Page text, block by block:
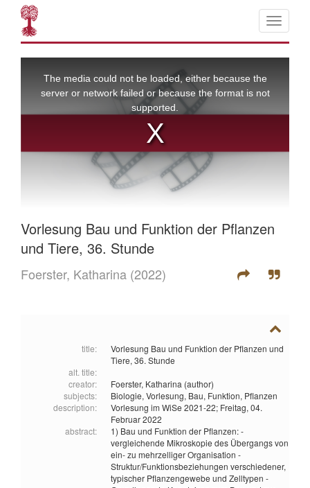
Vorlesung Bau und Funktion der Pflanzen
und Tiere, 36. Stunde
Foerster, Katharina (2022)
title:
Vorlesung Bau und Funktion der Pflanzen und
Tiere, 36. Stunde
alt. title:
creator:
Foerster, Katharina (author)
subjects:
Biologie, Vorlesung, Bau, Funktion, Pflanzen
description:
Vorlesung im WiSe 2021-22; Freitag, 04.
Februar 2022
abstract:
1) Bau und Funktion der Pflanzen: -
vergleichende Mikroskopie des Übergangs von
ein- zu mehrzelliger Organisation -
Struktur/Funktionsbeziehungen verschiedener,
typischer Pflanzengewebe und Zelltypen -